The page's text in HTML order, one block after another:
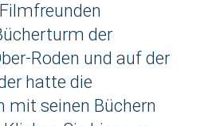
der
Roden und auf der
hatte die
mit seinen Büchern